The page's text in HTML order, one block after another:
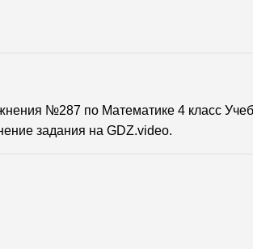
№287 по Математике 4 класс
задания на GDZ.video.